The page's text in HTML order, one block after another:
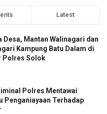
Latest
Desa, Mantan Walinagari dan
Kampung Batu Dalam di
Polres Solok
Polres Mentawai
Penganiayaan Terhadap